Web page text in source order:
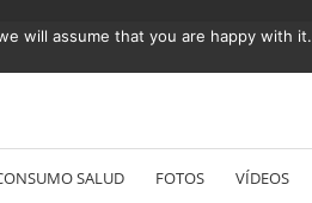
SALUD FOTOS VÍDEOS
will assume that you are happy with it.